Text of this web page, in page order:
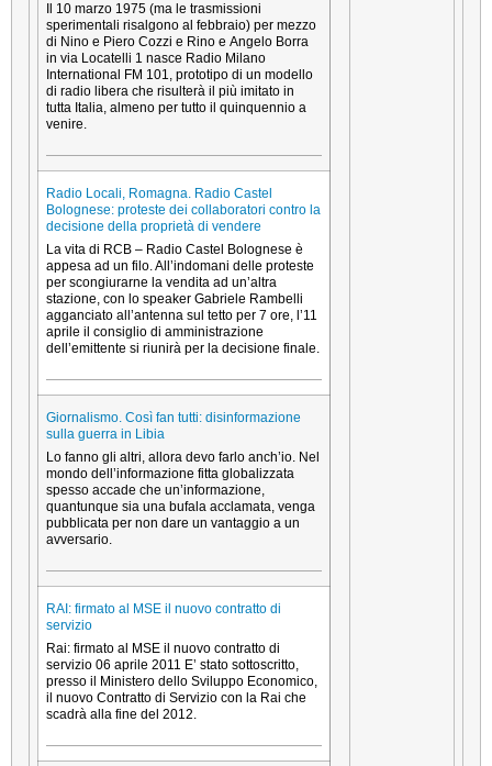
Il 10 marzo 1975 (ma le trasmissioni
sperimentali risalgono al febbraio) per mezzo
di Nino e Piero Cozzi e Rino e Angelo Borra
in via Locatelli 1 nasce Radio Milano
International FM 101, prototipo di un modello
di radio libera che risulterà il più imitato in
tutta Italia, almeno per tutto il quinquennio a
venire.
Radio Locali, Romagna. Radio Castel
Bolognese: proteste dei collaboratori contro la
decisione della proprietà di vendere
La vita di RCB – Radio Castel Bolognese è
appesa ad un filo. All’indomani delle proteste
per scongiurarne la vendita ad un’altra
stazione, con lo speaker Gabriele Rambelli
agganciato all’antenna sul tetto per 7 ore, l’11
aprile il consiglio di amministrazione
dell’emittente si riunirà per la decisione finale.
Giornalismo. Così fan tutti: disinformazione
sulla guerra in Libia
Lo fanno gli altri, allora devo farlo anch’io. Nel
mondo dell’informazione fitta globalizzata
spesso accade che un’informazione,
quantunque sia una bufala acclamata, venga
pubblicata per non dare un vantaggio a un
avversario.
RAI: firmato al MSE il nuovo contratto di
servizio
Rai: firmato al MSE il nuovo contratto di
servizio 06 aprile 2011 E’ stato sottoscritto,
presso il Ministero dello Sviluppo Economico,
il nuovo Contratto di Servizio con la Rai che
scadrà alla fine del 2012.